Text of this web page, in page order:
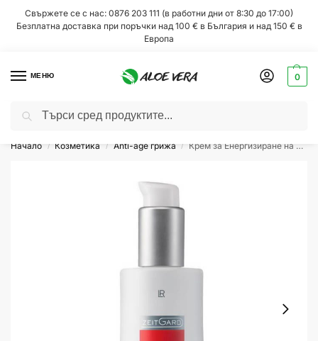
Свържете се с нас: 0876 203 111 (в работни дни от 8:30 до 17:00)
Безплатна доставка при поръчки над 100 € в България и над 150 € в
Европа
МЕНЮ 0
Всеки месец супер изгодни намаления!
Начало / Козметика / Anti-age грижа / Крем за Енергизиране на Изтощената Кожа на Лицето Power Lift Zeitgard LR